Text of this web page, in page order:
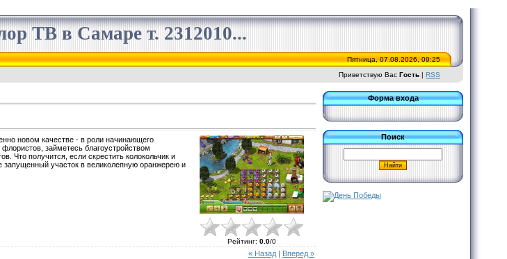
ТВ в Самаре т. 2312010...
Пятница, 07.08.2026, 09:25
Приветствую Вас Гость | RSS
новом качестве - в роли начинающего
займетесь благоустройством
Что получится, если скрестить колокольчик и
запущенный участок в великолепную оранжерею и
Рейтинг: 0.0/0
« Назад Вперед »
Форма входа
Поиск